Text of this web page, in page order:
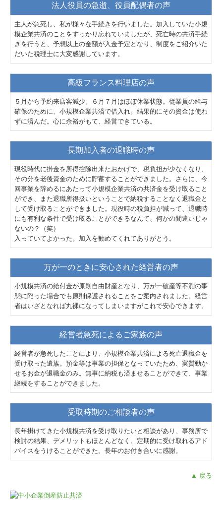
法人役員の急逝、役員配偶者の声
主人が急死し、私が様々な手続きを行いました。加入していた小規
模企業共済のことをすっかり忘れていましたが、死亡時の共済手続
きを行うと、予想以上の金額が入金予定となり、制度をご紹介いた
だいた税理士に大変感謝しています。
高級フランス料理店の声
５月から予約来店客減少。６月７月はほぼ休業状態。従業員の給与
確保のために、小規模企業共済で借入れ。結果的にその資金は使わ
ずに済んだ。心に余裕がもて、経営できている。
長期加入者の退職時の声
現役時代に掛金を所得控除出来たおかげで、税負担が少なくなり、
その分を老後資金のために貯蓄することができました。さらに、今
回事業を辞めるにあたって小規模企業共済の共済金を受け取ること
ができ、また退職所得扱いということで納税することなく退職金と
して受け取ることができました。現役時の税負担が減って、退職時
にも有利な条件で受け取ることができるなんて、何かの間違いじゃ
ないの？（笑）
入っていてよかった。加入を勧めてくれてありがとう。
万が一のときに安心された経営者の声
小規模共済の給付金が原則自由財産となり、万が一破産等不測の事
態に陥った場合でも原則保護されることをご案内されました。経営
者はいざとなれば丸裸になってしまいますがこれで安心できます。
経営者急死によるご家族の声
経営者が急死したことにより、小規模企業共済による死亡退職金を
受け取った遺族。預金等は事業の担保となっていたため、実質動か
せるお金が退職金のみ。無事に納税も済ませることができて、事業
継続をすることができました。
受取時期のご相談者の声
長年掛けてきた小規模共済を受け取りたいと相談があり、事務所で
検討の結果、デメリットもほとんどなく、定期的に受け取れるアド
バイスをうけることができた。長年のお付き合いに感謝。
▲ 戻る